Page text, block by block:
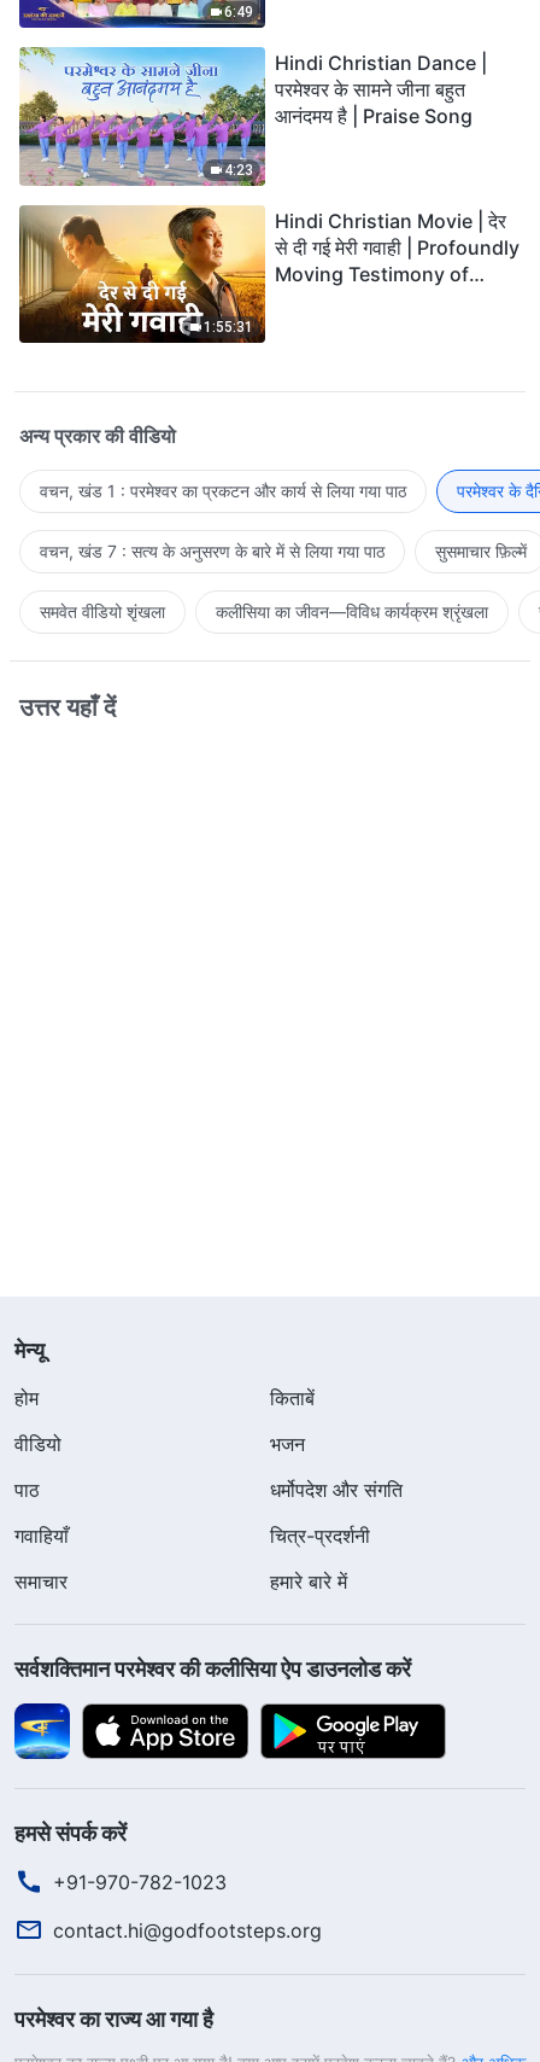
6:49
4:23
Hindi Christian Dance |
परमेश्वर के सामने जीना बहुत
आनंदमय है | Praise Song
1:55:31
Hindi Christian Movie | देर
से दी गई मेरी गवाही | Profoundly
Moving Testimony of
अन्य प्रकार की वीडियो
वचन, खंड 1 : परमेश्वर का प्रकटन और कार्य से लिया गया पाठ परमेश्वर के
वचन, खंड 7 : सत्य के अनुसरण के बारे में से लिया गया पाठ सुसमाचार फ़िल्में
समवेत वीडियो शृंखला कलीसिया का जीवन—विविध कार्यक्रम श्रृंखला
उत्तर यहाँ दें
मेन्यू
होम
किताबें
वीडियो
भजन
पाठ
धर्मोपदेश और संगति
गवाहियाँ
चित्र-प्रदर्शनी
समाचार
हमारे बारे में
सर्वशक्तिमान परमेश्वर की कलीसिया ऐप डाउनलोड करें
हमसे संपर्क करें
+91-970-782-1023
contact.hi@godfootsteps.org
परमेश्वर का राज्य आ गया है